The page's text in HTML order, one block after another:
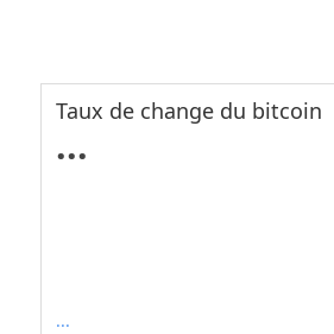
Taux de change du bitcoin
...
...